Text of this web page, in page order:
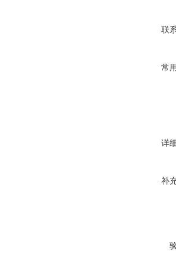
联
常
详
补